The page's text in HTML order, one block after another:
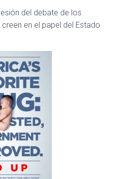
N
del debate de los
en el papel del Estado